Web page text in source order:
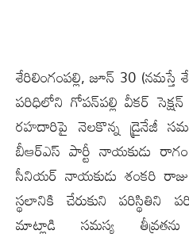
శేరిలింగంప‌ల్లి, జూన్ 30 (న‌మ‌స్తే
పరిధిలోని గోపన్‌పల్లి వీకర్
రహదారిపై నెలకొన్న డ్రైనేజీ
బీఆర్ఎస్ పార్టీ నాయకుడు
సీనియర్ నాయకుడు శంకరి
స్థలానికి చేరుకుని పరిస్థితిని
మాట్లాడి సమస్య తీవ్రతను